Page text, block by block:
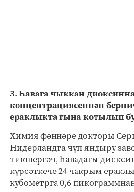
3. Һавага чыккан
концентрациясеннән
ераклыкта гына котылып
Химия фәннәре докторы
Нидерландта чүп яндыру
тикшергәч, һавадагы
күрсәткече 24 чакрым
кубометрга 0,6